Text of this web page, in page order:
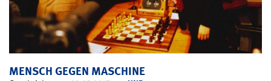
MENSCH GEGEN MASCHINE